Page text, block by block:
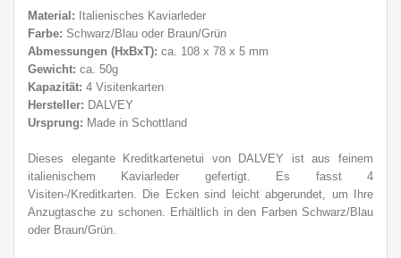
Material: Italienisches Kaviarleder
Farbe: Schwarz/Blau oder Braun/Grün
Abmessungen (HxBxT): ca. 108 x 78 x 5 mm
Gewicht: ca. 50g
Kapazität: 4 Visitenkarten
Hersteller: DALVEY
Ursprung: Made in Schottland
Dieses elegante Kreditkartenetui von DALVEY ist aus feinem
italienischem Kaviarleder gefertigt. Es fasst 4
Visiten-/Kreditkarten. Die Ecken sind leicht abgerundet, um Ihre
Anzugtasche zu schonen. Erhältlich in den Farben Schwarz/Blau
oder Braun/Grün.